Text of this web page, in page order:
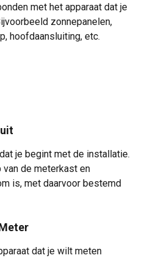
met het apparaat dat je
zonnepanelen,
hoofdaansluiting, etc.
je begint met de installatie.
de meterkast en
is, met daarvoor bestemd
dat je wilt meten